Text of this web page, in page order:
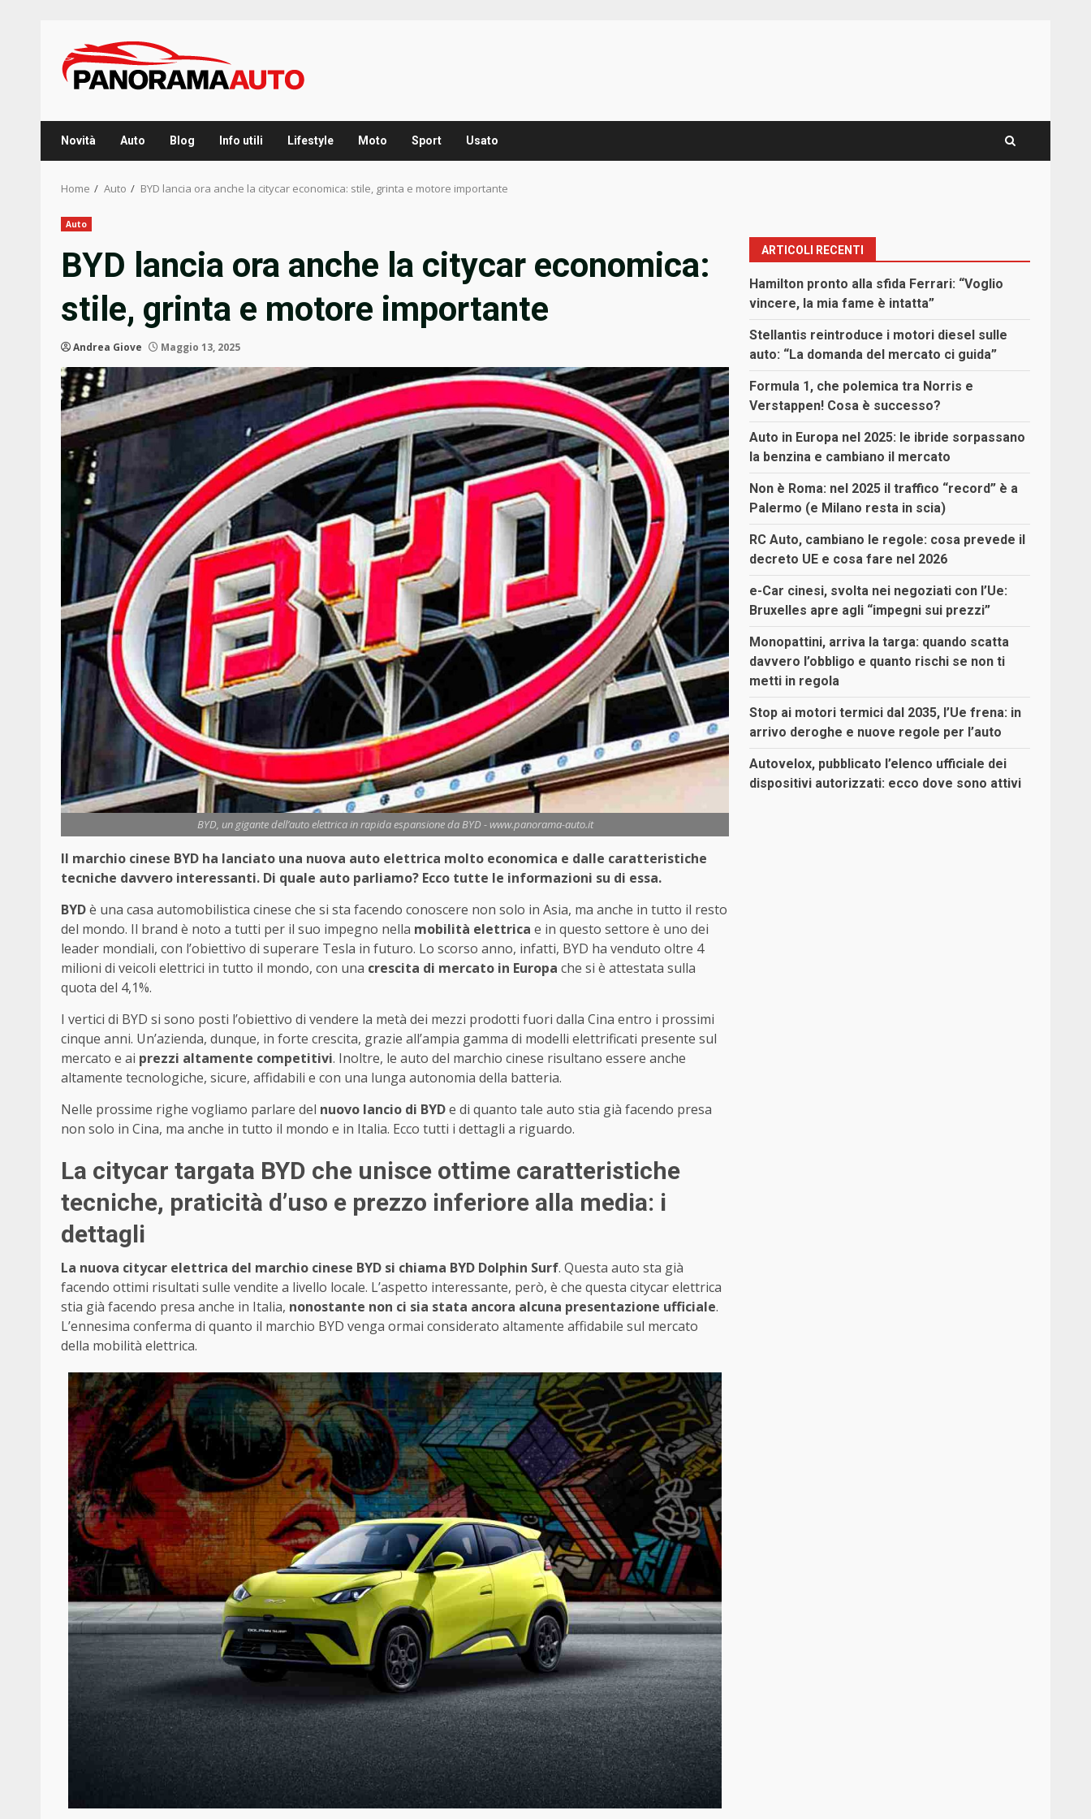
content
Novità Auto Blog Info utili Lifestyle Moto Sport Usato
Home Auto BYD lancia ora anche la citycar economica: stile, grinta e motore importante
Auto
BYD lancia ora anche la citycar economica:
stile, grinta e motore importante
Andrea Giove Maggio 13, 2025
BYD, un gigante dell’auto elettrica in rapida espansione da BYD - www.panorama-auto.it
Il marchio cinese BYD ha lanciato una nuova auto elettrica molto economica e dalle caratteristiche
tecniche davvero interessanti. Di quale auto parliamo? Ecco tutte le informazioni su di essa.
BYDè una casa automobilistica cinese che si sta facendo conoscere non solo in Asia, ma anche in tutto il resto
del mondo. Il brand è noto a tutti per il suo impegno nella mobilità elettrica e in questo settore è uno dei
leader mondiali, con l’obiettivo di superare Tesla in futuro. Lo scorso anno, infatti, BYD ha venduto oltre 4
milioni di veicoli elettrici in tutto il mondo, con una crescita di mercato in Europa che si è attestata sulla
quota del 4,1%.
I vertici di BYD si sono posti l’obiettivo di vendere la metà dei mezzi prodotti fuori dalla Cina entro i prossimi
cinque anni. Un’azienda, dunque, in forte crescita, grazie all’ampia gamma di modelli elettrificati presente sul
mercato e ai prezzi altamente competitivi. Inoltre, le auto del marchio cinese risultano essere anche
altamente tecnologiche, sicure, affidabili e con una lunga autonomia della batteria.
Nelle prossime righe vogliamo parlare del nuovo lancio di BYDe di quanto tale auto stia già facendo presa
non solo in Cina, ma anche in tutto il mondo e in Italia. Ecco tutti i dettagli a riguardo.
La citycar targata BYD che unisce ottime caratteristiche
tecniche, praticità d’uso e prezzo inferiore alla media: i
dettagli
La nuova citycar elettrica del marchio cinese BYD si chiama BYD Dolphin Surf. Questa auto sta già
facendo ottimi risultati sulle vendite a livello locale. L’aspetto interessante, però, è che questa citycar elettrica
stia già facendo presa anche in Italia, nonostante non ci sia stata ancora alcuna presentazione ufficiale.
L’ennesima conferma di quanto il marchio BYD venga ormai considerato altamente affidabile sul mercato
della mobilità elettrica.
ARTICOLI RECENTI
Hamilton pronto alla sfida Ferrari: “Voglio
vincere, la mia fame è intatta”
Stellantis reintroduce i motori diesel sulle
auto: “La domanda del mercato ci guida”
Formula 1, che polemica tra Norris e
Verstappen! Cosa è successo?
Auto in Europa nel 2025: le ibride sorpassano
la benzina e cambiano il mercato
Non è Roma: nel 2025 il traffico “record” è a
Palermo (e Milano resta in scia)
RC Auto, cambiano le regole: cosa prevede il
decreto UE e cosa fare nel 2026
e-Car cinesi, svolta nei negoziati con l’Ue:
Bruxelles apre agli “impegni sui prezzi”
Monopattini, arriva la targa: quando scatta
davvero l’obbligo e quanto rischi se non ti
metti in regola
Stop ai motori termici dal 2035, l’Ue frena: in
arrivo deroghe e nuove regole per l’auto
Autovelox, pubblicato l’elenco ufficiale dei
dispositivi autorizzati: ecco dove sono attivi